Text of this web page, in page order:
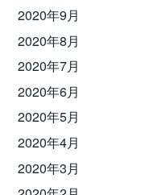
2020年9月
2020年8月
2020年7月
2020年6月
2020年5月
2020年4月
2020年3月